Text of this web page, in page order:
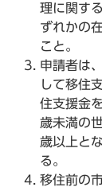
理に関す
ずれかの
こと。
申請者は
して移住
住支援金
歳未満の
歳以上と
る。
移住前の